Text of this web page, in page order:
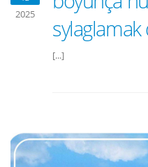
2025
[...]